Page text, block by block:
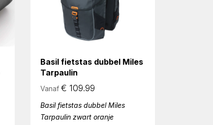
Basil fietstas dubbel Miles
Tarpaulin
Vanaf € 109.99
Basil fietstas dubbel Miles
Tarpaulin zwart oranje